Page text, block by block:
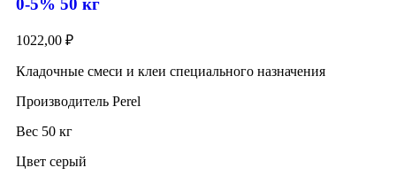
1022,00 ₽
Кладочные смеси и клеи специального назначения
Производитель Perel
Вес 50 кг
Цвет серый